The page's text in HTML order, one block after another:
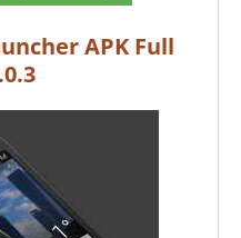
APK Full